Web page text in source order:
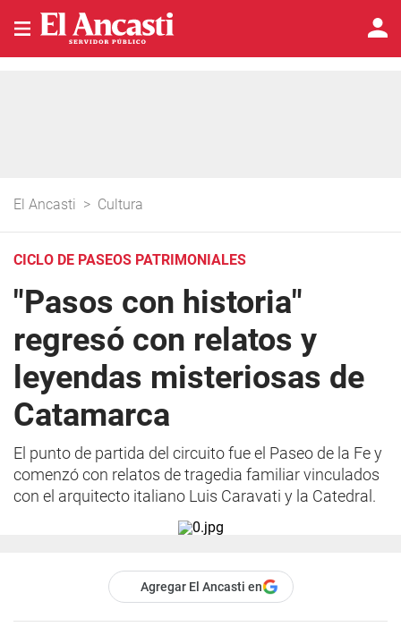
El Ancasti > Cultura
CICLO DE PASEOS PATRIMONIALES
"Pasos con historia"
regresó con relatos y
leyendas misteriosas de
Catamarca
El punto de partida del circuito fue el Paseo de la Fe y
comenzó con relatos de tragedia familiar vinculados
con el arquitecto italiano Luis Caravati y la Catedral.
Agregar El Ancasti en